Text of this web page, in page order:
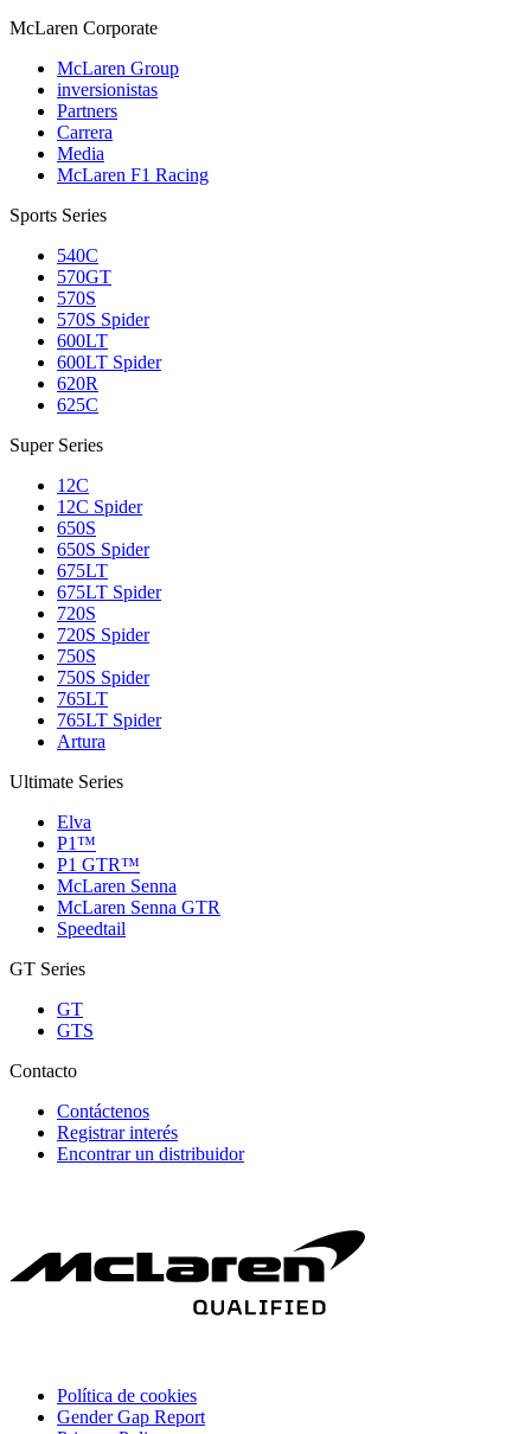
McLaren Corporate
McLaren Group
inversionistas
Partners
Carrera
Media
McLaren F1 Racing
Sports Series
540C
570GT
570S
570S Spider
600LT
600LT Spider
620R
625C
Super Series
12C
12C Spider
650S
650S Spider
675LT
675LT Spider
720S
720S Spider
750S
750S Spider
765LT
765LT Spider
Artura
Ultimate Series
Elva
P1™
P1 GTR™
McLaren Senna
McLaren Senna GTR
Speedtail
GT Series
GT
GTS
Contacto
Contáctenos
Registrar interés
Encontrar un distribuidor
Política de cookies
Gender Gap Report